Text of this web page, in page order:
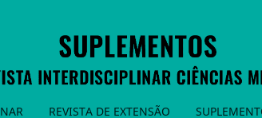
REVISTA DE EXTENSÃO